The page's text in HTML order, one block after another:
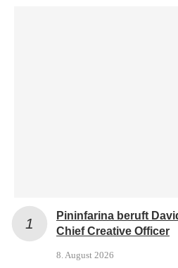
Pininfarina beruft
Chief Creative Officer
8. August 2026